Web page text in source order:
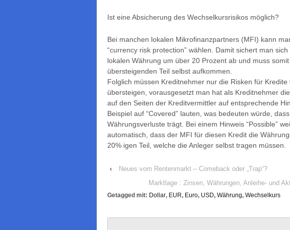
Ist eine Absicherung des Wechselkursrisikos möglich?
Bei manchen lokalen Mikrofinanzpartners (MFI) kann
“currency risk protection” wählen. Damit sichert man
lokalen Währung um über 20 Prozent ab und muss
übersteigenden Teil selbst aufkommen.
Folglich müssen Kreditnehmer nur die Risken für
übersteigen, vorausgesetzt man hat als Kreditnehmer
auf den Seiten der Kreditvermittler auf entsprechende
Beispiel auf “Covered” lauten, was bedeuten würde,
Währungsverluste trägt. Bei einem Hinweis “Possible”
automatisch, dass der MFI für diesen Kredit die
20% igen Teil, welche die Anleger selbst tragen müssen.
‹
Neues vom Rentenmarkt – Comeback oder „Trap“?
Marktlage : Zinsen, Währungen, Anleihe- und
Getagged mit: Dollar, EUR, Euro, USD, Währung, Wechselkurs